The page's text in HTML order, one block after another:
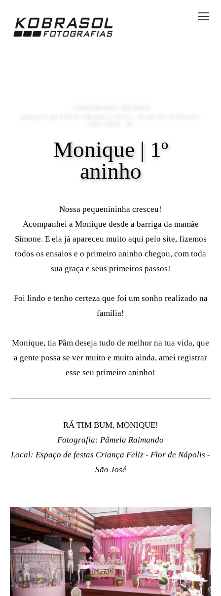
Monique | 1º
aninho
Nossa pequenininha cresceu!
Acompanhei a Monique desde a barriga da mamãe
Simone. E ela já apareceu muito aqui pelo site, fizemos
todos os ensaios e o primeiro aninho chegou, com toda
sua graça e seus primeiros passos!
Foi lindo e tenho certeza que foi um sonho realizado na
família!
Monique, tia Pâm deseja tudo de melhor na tua vida, que
a gente possa se ver muito e muito ainda, amei registrar
esse seu primeiro aninho!
RÁ TIM BUM, MONIQUE!
Fotografia: Pâmela Raimundo
Local: Espaço de festas Criança Feliz - Flor de Nápolis -
São José